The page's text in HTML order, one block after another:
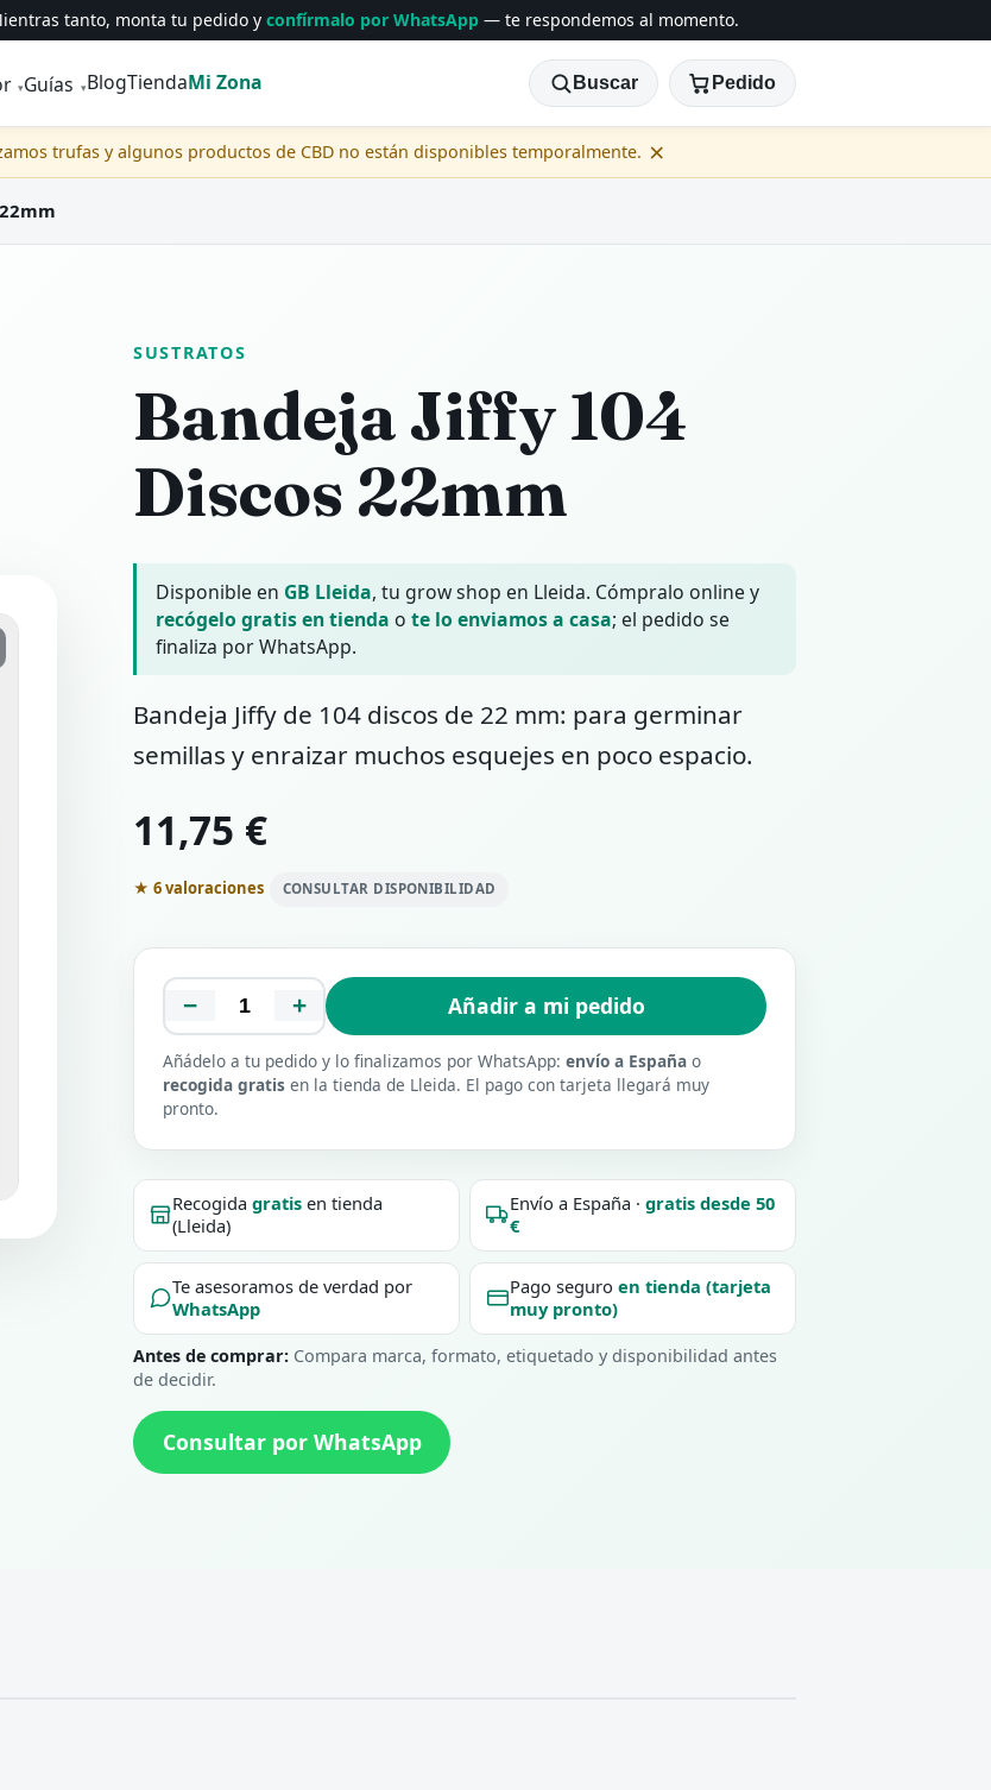
tanto, monta tu pedido y confírmalo por WhatsApp— te respondemos al momento.
Buscar Pedido
▾Guías ▾BlogTiendaMi Zona
trufas y algunos productos de CBD no están disponibles temporalmente. ×
SUSTRATOS
Bandeja Jiffy 104
Discos 22mm
Disponible en GB Lleida, tu grow shop en Lleida. Cómpralo online y
recógelo gratis en tienda o te lo enviamos a casa; el pedido se
finaliza por WhatsApp.
Bandeja Jiffy de 104 discos de 22 mm: para germinar
semillas y enraizar muchos esquejes en poco espacio.
11,75 €
★ 6 valoraciones CONSULTAR DISPONIBILIDAD
− + Añadir a mi pedido
Añádelo a tu pedido y lo finalizamos por WhatsApp: envío a España o
recogida gratis en la tienda de Lleida. El pago con tarjeta llegará muy
pronto.
Recogidagratis en tienda
(Lleida)
Envío a España · gratis desde 50
€
Te asesoramos de verdad por
WhatsApp
Pago seguro en tienda (tarjeta
muy pronto)
Antes de comprar: Compara marca, formato, etiquetado y disponibilidad antes
de decidir.
Consultar por WhatsApp